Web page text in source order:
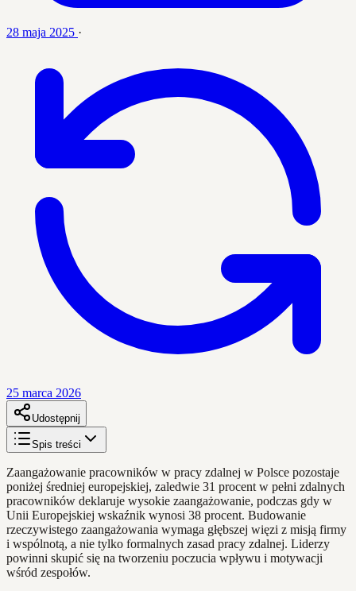
28 maja 2025 ·
25 marca 2026
Udostępnij
Spis treści
Zaangażowanie pracowników w pracy zdalnej w Polsce pozostaje
poniżej średniej europejskiej, zaledwie 31 procent w pełni zdalnych
pracowników deklaruje wysokie zaangażowanie, podczas gdy w
Unii Europejskiej wskaźnik wynosi 38 procent. Budowanie
rzeczywistego zaangażowania wymaga głębszej więzi z misją firmy
i wspólnotą, a nie tylko formalnych zasad pracy zdalnej. Liderzy
powinni skupić się na tworzeniu poczucia wpływu i motywacji
wśród zespołów.